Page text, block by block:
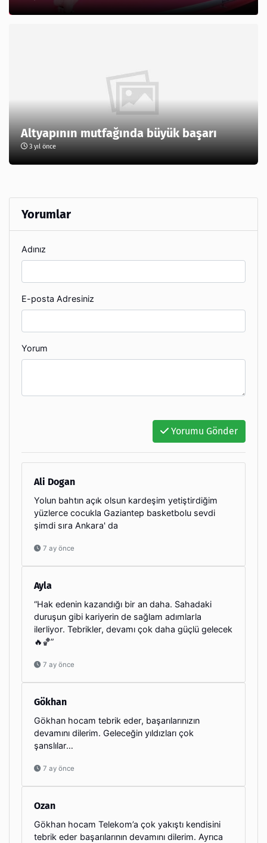
Altyapının mutfağında büyük başarı
3 yıl önce
Yorumlar
Adınız
E-posta Adresiniz
Yorum
Yorumu Gönder
Ali Dogan
Yolun bahtın açık olsun kardeşim yetiştirdiğim
yüzlerce cocukla Gaziantep basketbolu sevdi
şimdi sıra Ankara' da
7 ay önce
Ayla
“Hak edenin kazandığı bir an daha. Sahadaki
duruşun gibi kariyerin de sağlam adımlarla
ilerliyor. Tebrikler, devamı çok daha güçlü gelecek
🔥🏀”
7 ay önce
Gökhan
Gökhan hocam tebrik eder, başarılarınızın
devamını dilerim. Geleceğin yıldızları çok
şanslılar…
7 ay önce
Ozan
Gökhan hocam Telekom’a çok yakıştı kendisini
tebrik eder başarılarının devamını dilerim. Ayrıca